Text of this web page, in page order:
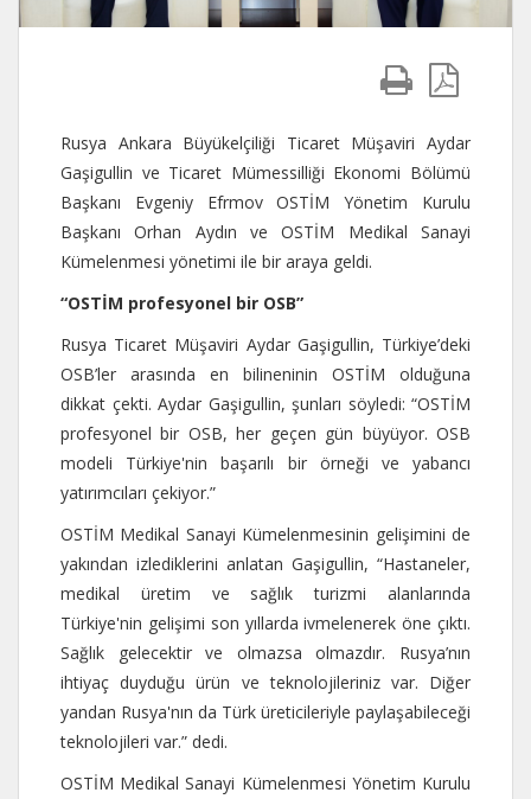
Rusya Ankara Büyükelçiliği Ticaret Müşaviri Aydar
Gaşigullin ve Ticaret Mümessilliği Ekonomi Bölümü
Başkanı Evgeniy Efrmov OSTİM Yönetim Kurulu
Başkanı Orhan Aydın ve OSTİM Medikal Sanayi
Kümelenmesi yönetimi ile bir araya geldi.
“OSTİM profesyonel bir OSB”
Rusya Ticaret Müşaviri Aydar Gaşigullin, Türkiye’deki
OSB’ler arasında en bilineninin OSTİM olduğuna
dikkat çekti. Aydar Gaşigullin, şunları söyledi: “OSTİM
profesyonel bir OSB, her geçen gün büyüyor. OSB
modeli Türkiye'nin başarılı bir örneği ve yabancı
yatırımcıları çekiyor.”
OSTİM Medikal Sanayi Kümelenmesinin gelişimini de
yakından izlediklerini anlatan Gaşigullin, “Hastaneler,
medikal üretim ve sağlık turizmi alanlarında
Türkiye'nin gelişimi son yıllarda ivmelenerek öne çıktı.
Sağlık gelecektir ve olmazsa olmazdır. Rusya’nın
ihtiyaç duyduğu ürün ve teknolojileriniz var. Diğer
yandan Rusya'nın da Türk üreticileriyle paylaşabileceği
teknolojileri var.” dedi.
OSTİM Medikal Sanayi Kümelenmesi Yönetim Kurulu